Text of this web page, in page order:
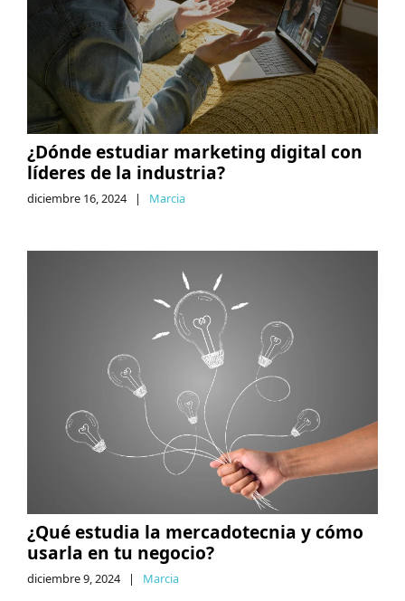
¿Dónde estudiar marketing digital con
líderes de la industria?
diciembre 16, 2024 | Marcia
¿Qué estudia la mercadotecnia y cómo
usarla en tu negocio?
diciembre 9, 2024 | Marcia